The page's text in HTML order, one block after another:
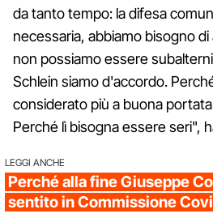
da tanto tempo: la difesa
necessaria, abbiamo bisogno
non possiamo essere
Schlein siamo d'accordo.
considerato più a buona
Perché lì bisogna essere seri",
LEGGI ANCHE
Perché alla fine Giuseppe
sentito in Commissione